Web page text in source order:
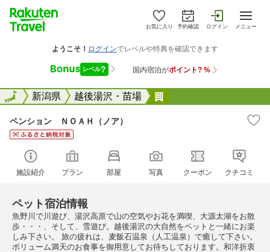
お気に入り 予約確認 ログイン メニュー
全国新潟県 越後湯沢・苗場
全国
ペンション ＮＯＡＨ（ノア）
施設紹介 プラン 部屋 写真 クーポン クチコミ
ペット宿泊情報
魚野川で川遊び、湯沢高原で山の空気やお花を満喫、大源太湖をお散
歩・・・、そして、雪遊び。越後湯沢の大自然をペットと一緒にお楽
しみ下さい。 旅の疲れは、麦飯石温泉（人工温泉）で癒して下さい。
ボリューム満天のお食事を御用意してお待ちしております。和洋折衷